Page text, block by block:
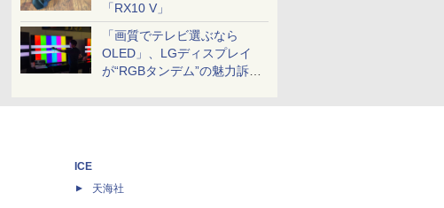
「RX10 V」
「画質でテレビ選ぶなら
OLED」、LGディスプレイ
が“RGBタンデム”の魅力訴
ICE
天海社